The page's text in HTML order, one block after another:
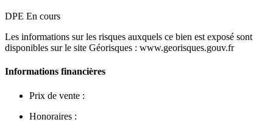
DPE En cours
Les informations sur les risques auxquels ce bien est exposé sont
disponibles sur le site Géorisques : www.georisques.gouv.fr
Informations financières
Prix de vente :
Honoraires :